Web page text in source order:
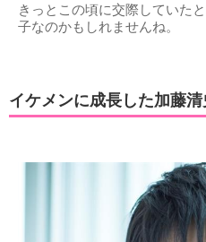
きっとこの頃に交際していた
子なのかもしれませんね。
イケメンに成長した加藤